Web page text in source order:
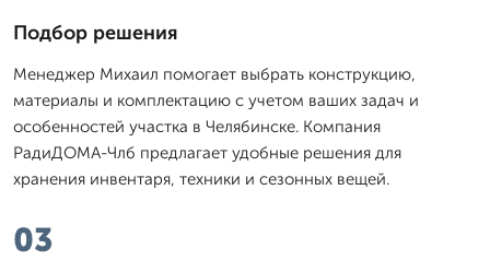
Подбор решения
Менеджер Михаил помогает выбрать конструкцию,
материалы и комплектацию с учетом ваших задач и
особенностей участка в Челябинске. Компания
РадиДОМА-Члб предлагает удобные решения для
хранения инвентаря, техники и сезонных вещей.
03